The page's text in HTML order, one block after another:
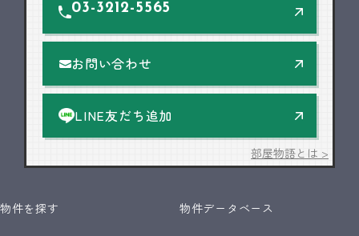
03-3212-5565
お問い合わせ
LINE友だち追加
部屋物語とは >
物件を探す 物件データベース